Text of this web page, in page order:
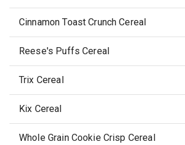
Cinnamon Toast Crunch Cereal
Reese's Puffs Cereal
Trix Cereal
Kix Cereal
Whole Grain Cookie Crisp Cereal